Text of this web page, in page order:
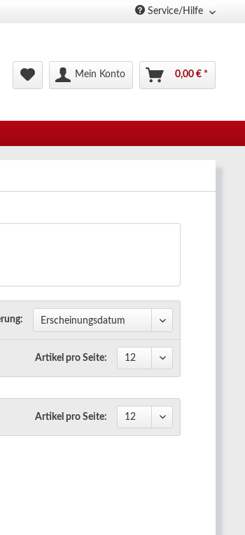
Service/Hilfe
Mein Konto 0,00 € *
Artikel pro Seite:
Artikel pro Seite: